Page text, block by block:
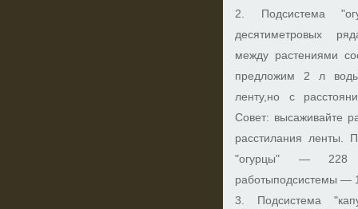
2. Подсистема
десятиметровых
между растениями
предложим 2 л
ленту,но с
Совет: высаживайте
расстилания ленты.
"огурцы" — 228
работыподсистемы —
3. Подсистема